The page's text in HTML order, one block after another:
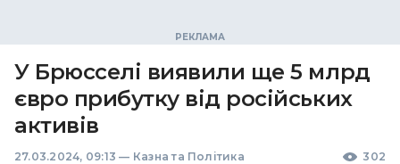
У Брюсселі виявили ще 5 млрд
євро прибутку від російських
активів
27.03.2024, 09:13 — Казна та Політика 302